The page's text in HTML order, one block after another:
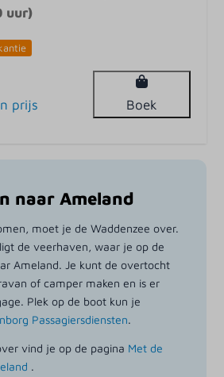
uur)
prijs Boek
naar Ameland
moet je de Waddenzee over.
de veerhaven, waar je op de
Ameland. Je kunt de overtocht
of camper maken en is er
Plek op de boot kun je
Passagiersdiensten.
vind je op de pagina Met de
.